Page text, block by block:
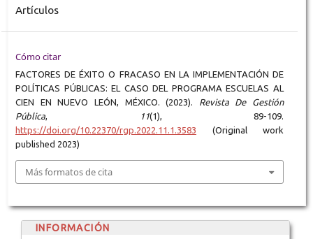
Artículos
Cómo citar
FACTORES DE ÉXITO O FRACASO EN LA IMPLEMENTACIÓN DE
POLÍTICAS PÚBLICAS: EL CASO DEL PROGRAMA ESCUELAS AL
CIEN EN NUEVO LEÓN, MÉXICO. (2023). Revista De Gestión
Pública, 11(1), 89-109.
https://doi.org/10.22370/rgp.2022.11.1.3583 (Original work
published 2023)
Más formatos de cita
INFORMACIÓN